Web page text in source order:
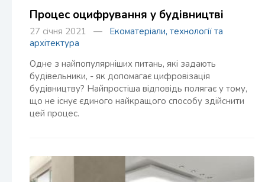
Процес оцифрування у будівництві
27 січня 2021 — Екоматеріали, технології та
архітектура
Одне з найпопулярніших питань, які задають
будівельники, - як допомагає цифровізація
будівництву? Найпростіша відповідь полягає у тому,
що не існує єдиного найкращого способу здійснити
цей процес.